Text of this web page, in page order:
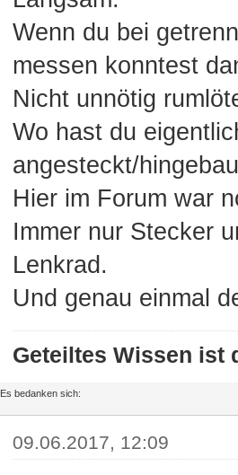
Wenn du bei
messen konntest
Nicht unnötig
Wo hast du
angesteckt/
Hier im Forum war
Immer nur Stecker
Lenkrad.
Und genau einmal
Geteiltes Wissen ist
Es bedanken sich:
09.06.2017, 12:09